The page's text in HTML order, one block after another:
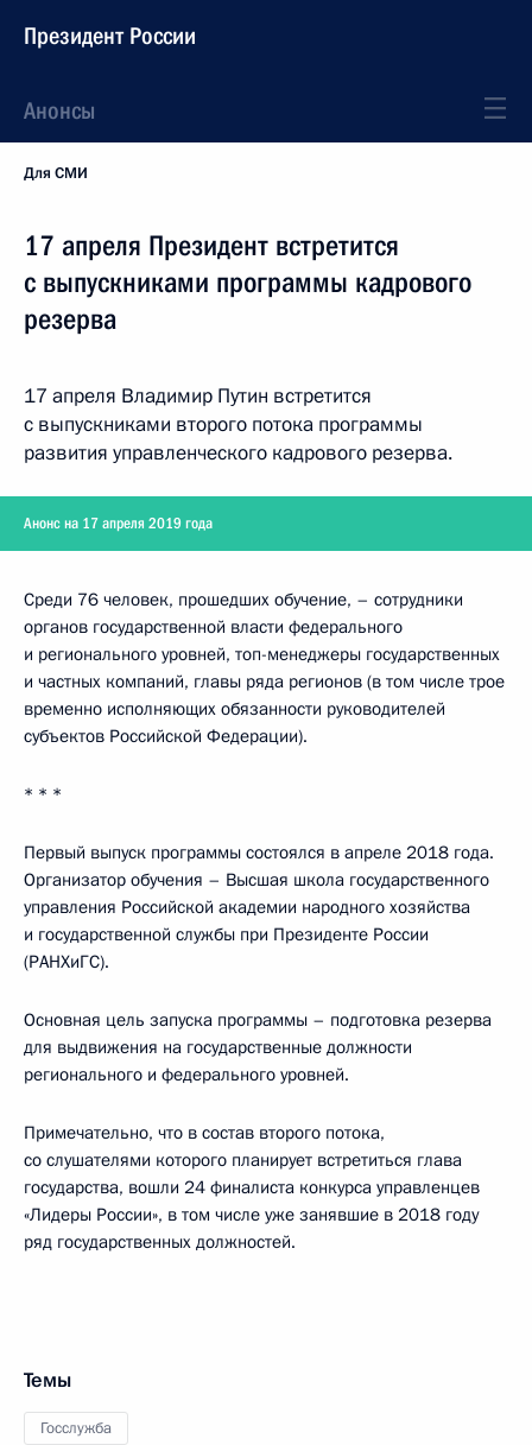
Президент России
Анонсы
Для СМИ
17 апреля Президент встретится
с выпускниками программы кадрового
резерва
17 апреля Владимир Путин встретится
с выпускниками второго потока программы
развития управленческого кадрового резерва.
Анонс на 17 апреля 2019 года
Среди 76 человек, прошедших обучение, – сотрудники
органов государственной власти федерального
и регионального уровней, топ-менеджеры государственных
и частных компаний, главы ряда регионов (в том числе трое
временно исполняющих обязанности руководителей
субъектов Российской Федерации).
* * *
Первый выпуск программы состоялся в апреле 2018 года.
Организатор обучения – Высшая школа государственного
управления Российской академии народного хозяйства
и государственной службы при Президенте России
(РАНХиГС).
Основная цель запуска программы – подготовка резерва
для выдвижения на государственные должности
регионального и федерального уровней.
Примечательно, что в состав второго потока,
со слушателями которого планирует встретиться глава
государства, вошли 24 финалиста конкурса управленцев
«Лидеры России», в том числе уже занявшие в 2018 году
ряд государственных должностей.
Темы
Госслужба